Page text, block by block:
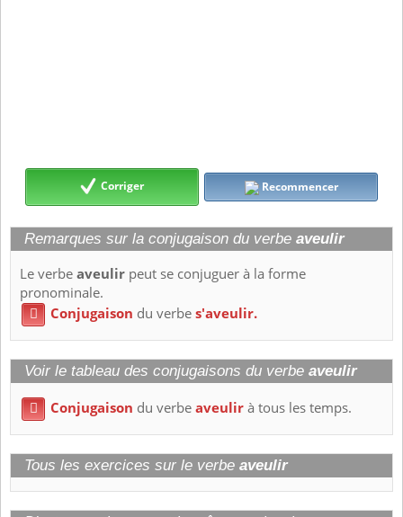
Corriger Recommencer
Remarques sur la conjugaison du verbe aveulir
Le verbeaveulir peut se conjuguer à la forme
pronominale.
 Conjugaison du verbes'aveulir.
Voir le tableau des conjugaisons du verbe aveulir
 Conjugaison du verbeaveulirà tous les temps.
Tous les exercices sur le verbe aveulir